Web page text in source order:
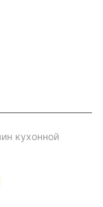
кухонной